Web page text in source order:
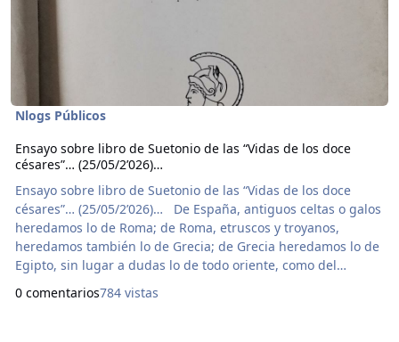
Nlogs Públicos
Ensayo sobre libro de Suetonio de las “Vidas de los doce
césares”… (25/05/2’026)…
Ensayo sobre libro de Suetonio de las “Vidas de los doce
césares”… (25/05/2’026)… De España, antiguos celtas o galos
heredamos lo de Roma; de Roma, etruscos y troyanos,
heredamos también lo de Grecia; de Grecia heredamos lo de
Egipto, sin lugar a dudas lo de todo oriente, como del
antiguo pueblo de Israel, el verdadero, no el falso de hoy día
y noche. De Egipto heredamos también lo persa y babilónico
0 comentarios784 vistas